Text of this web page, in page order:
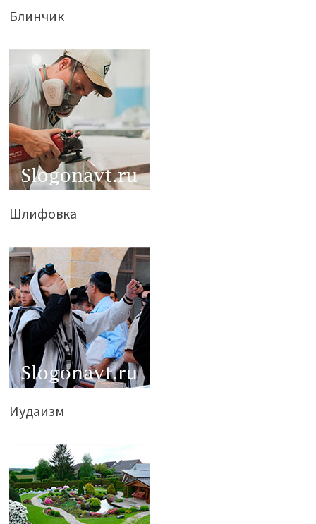
Блинчик
Шлифовка
Иудаизм